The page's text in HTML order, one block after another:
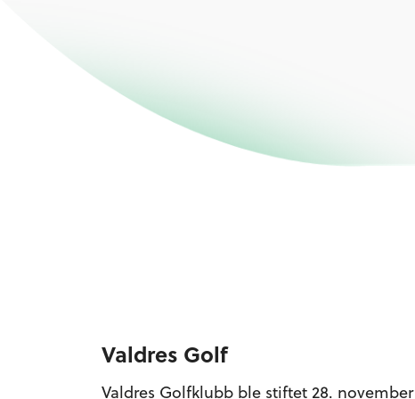
Valdres Golf
Valdres Golfklubb ble stiftet 28. november